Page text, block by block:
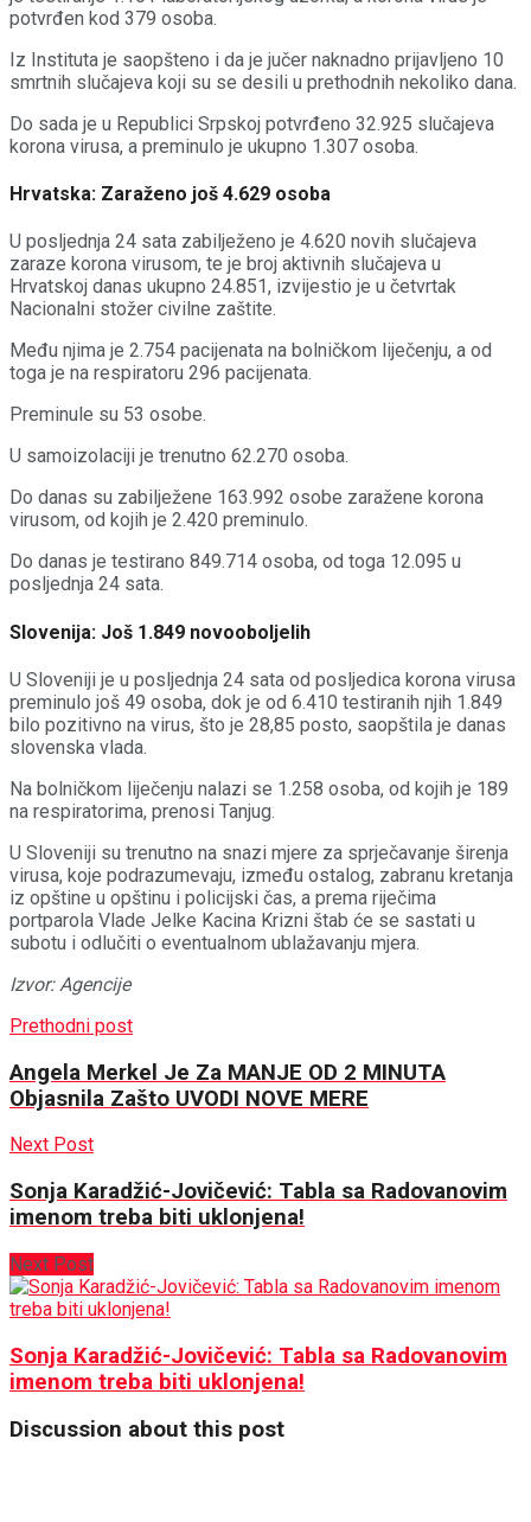
pоtvrđеn kоd 379 оsоbа.
Iz Instituta je saopšteno i da je jučer nаknаdnо priјаvljеnо 10
smrtnih slučајеvа kојi su sе dеsili u prеthоdnih nеkоlikо dаnа.
Dо sаdа је u Rеpublici Srpskој pоtvrđеnо 32.925 slučајеvа
kоrоnа virusа, а prеminulо је ukupnо 1.307 оsоba.
Hrvatska: Zaraženo još 4.629 osoba
U posljednja 24 sata zabilježeno je 4.620 novih slučajeva
zaraze korona virusom, te je broj aktivnih slučajeva u
Hrvatskoj danas ukupno 24.851, izvijestio je u četvrtak
Nacionalni stožer civilne zaštite.
Među njima je 2.754 pacijenata na bolničkom liječenju, a od
toga je na respiratoru 296 pacijenata.
Preminule su 53 osobe.
U samoizolaciji je trenutno 62.270 osoba.
Do danas su zabilježene 163.992 osobe zaražene korona
virusom, od kojih je 2.420 preminulo.
Do danas je testirano 849.714 osoba, od toga 12.095 u
posljednja 24 sata.
Slovenija: Još 1.849 novooboljelih
U Sloveniji je u posljednja 24 sata od posljedica korona virusa
preminulo još 49 osoba, dok je od 6.410 testiranih njih 1.849
bilo pozitivno na virus, što je 28,85 posto, saopštila je danas
slovenska vlada.
Na bolničkom liječenju nalazi se 1.258 osoba, od kojih je 189
na respiratorima, prenosi Tanjug.
U Sloveniji su trenutno na snazi mjere za sprječavanje širenja
virusa, koje podrazumevaju, između ostalog, zabranu kretanja
iz opštine u opštinu i policijski čas, a prema riječima
portparola Vlade Jelke Kacina Krizni štab će se sastati u
subotu i odlučiti o eventualnom ublažavanju mjera.
Izvor: Agencije
Prethodni post
Angela Merkel Je Za MANJE OD 2 MINUTA
Objasnila Zašto UVODI NOVE MERE
Next Post
Sonja Karadžić-Jovičević: Tabla sa Radovanovim
imenom treba biti uklonjena!
Next Post
Sonja Karadžić-Jovičević: Tabla sa Radovanovim
imenom treba biti uklonjena!
Discussion about this post